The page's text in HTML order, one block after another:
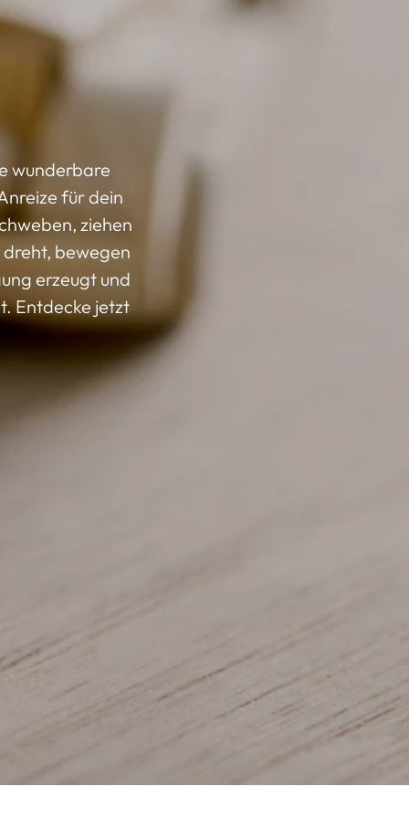
wunderbare
für dein
ziehen
dreht, bewegen
erzeugt und
Entdecke jetzt